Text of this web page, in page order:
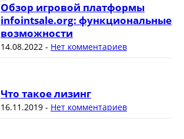
Обзор игровой платформы
infointsale.org: функциональные
возможности
14.08.2022- Нет комментариев
Что такое лизинг
16.11.2019- Нет комментариев